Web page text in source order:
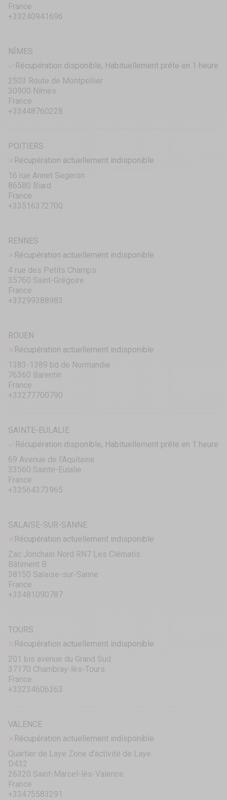
France
+33240941696
NÎMES
Récupération disponible, Habituellement prête en 1 heure
2503 Route de Montpellier
30900 Nîmes
France
+33448760228
POITIERS
Récupération actuellement indisponible
16 rue Annet Segeron
86580 Biard
France
+33516372700
RENNES
Récupération actuellement indisponible
4 rue des Petits Champs
35760 Saint-Grégoire
France
+33299388983
ROUEN
Récupération actuellement indisponible
1383-1389 bd de Normandie
76360 Barentin
France
+33277700790
SAINTE-EULALIE
Récupération disponible, Habituellement prête en 1 heure
69 Avenue de l’Aquitaine
33560 Sainte-Eulalie
France
+33564373965
SALAISE-SUR-SANNE
Récupération actuellement indisponible
Zac Jonchain Nord RN7 Les Clématis
Bâtiment B
38150 Salaise-sur-Sanne
France
+33481090787
TOURS
Récupération actuellement indisponible
201 bis avenue du Grand Sud
37170 Chambray-lès-Tours
France
+33234606363
VALENCE
Récupération actuellement indisponible
Quartier de Laye Zone d'activité de Laye
D432
26320 Saint-Marcel-lès-Valence
France
+33475583291